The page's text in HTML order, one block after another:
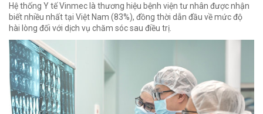
Hệ thống Y tế Vinmec là thương hiệu bệnh viện tư nhân được nhận
biết nhiều nhất tại Việt Nam (83%), đồng thời dẫn đầu về mức độ
hài lòng đối với dịch vụ chăm sóc sau điều trị.